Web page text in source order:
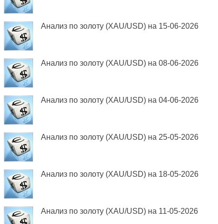
Анализ по золоту (XAU/USD) на 15-06-2026
Анализ по золоту (XAU/USD) на 08-06-2026
Анализ по золоту (XAU/USD) на 04-06-2026
Анализ по золоту (XAU/USD) на 25-05-2026
Анализ по золоту (XAU/USD) на 18-05-2026
Анализ по золоту (XAU/USD) на 11-05-2026